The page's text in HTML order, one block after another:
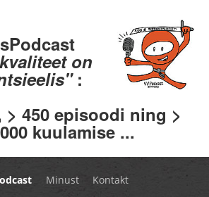
on
:
> 450 episoodi ning >
kuulamise ...
Minust Kontakt